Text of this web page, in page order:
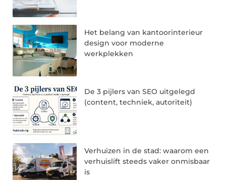
Het belang van kantoorinterieur
design voor moderne
werkplekken
De 3 pijlers van SEO uitgelegd
(content, techniek, autoriteit)
Verhuizen in de stad: waarom een
verhuislift steeds vaker onmisbaar
is